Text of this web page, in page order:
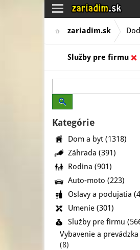
Toggle
navigation
zariadim.sk
Služby pre firmu
Kategórie
Dom a byt (1318)
Záhrada (391)
Rodina (901)
Auto-moto (223)
Oslavy a podujatia
Umenie (301)
Služby pre firmu
Vybavenie a
(8)